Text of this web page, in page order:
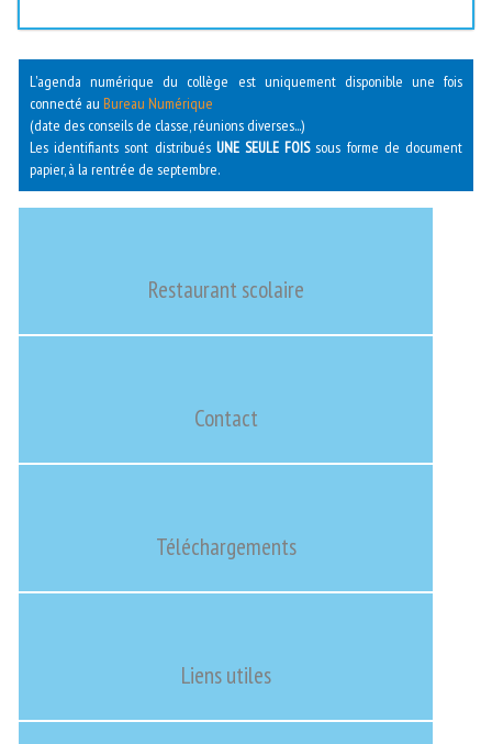
L'agenda numérique du collège est uniquement disponible une fois
connecté au Bureau Numérique
(date des conseils de classe, réunions diverses...)
Les identifiants sont distribués UNE SEULE FOISsous forme de document
papier, à la rentrée de septembre.
Restaurant scolaire
Contact
Téléchargements
Liens utiles